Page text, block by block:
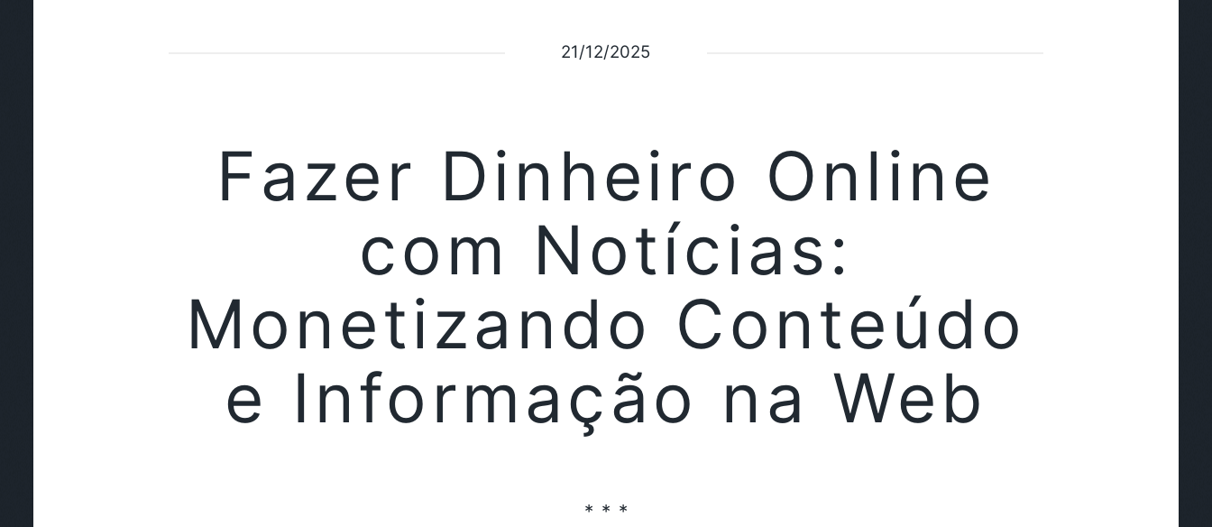
21/12/2025
Fazer Dinheiro Online
com Notícias:
Monetizando Conteúdo
e Informação na Web